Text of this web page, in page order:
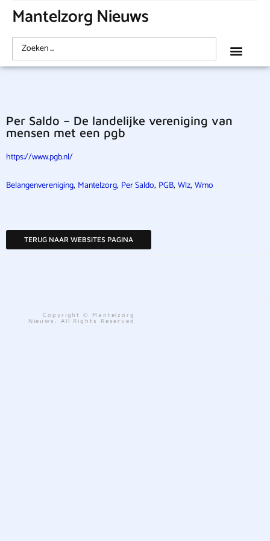
Mantelzorg Nieuws
Per Saldo – De landelijke vereniging van
mensen met een pgb
https://www.pgb.nl/
Belangenvereniging, Mantelzorg, Per Saldo, PGB, Wlz, Wmo
TERUG NAAR WEBSITES PAGINA
Copyright © Mantelzorg
Nieuws. All Rights Reserved